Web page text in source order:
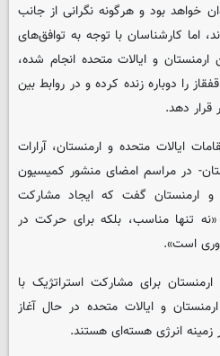
خواهد بود و هرگونه نگرانی از جانب
اما کارشناسان با توجه به توافق‌های
و ایالات متحده انجام شده،
را دوباره زنده کرده و در روابط بین
قرار دهد.
ایالات متحده و ارمنستان، آرارات
در مراسم امضای منشور کمیسیون
و ارمنستان گفت که ایجاد مشارکت
تنها مناسب، بلکه برای حرکت در
است».
برای مشارکت استراتژیک با
و ایالات متحده در حال آغاز
زمینه انرژی هسته‌ای هستند.